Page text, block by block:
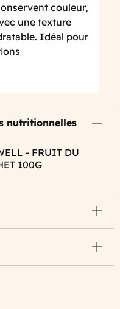
couleur,
une texture
Idéal pour
nutritionnelles
- FRUIT DU
100G